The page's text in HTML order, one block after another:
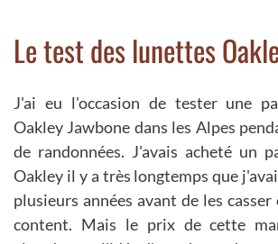
Le test des lunettes
J'ai eu l'occasion de tester une
Oakley Jawbone dans les Alpes
de randonnées. J'avais acheté un
Oakley il y a très longtemps que
plusieurs années avant de les
content. Mais le prix de cette